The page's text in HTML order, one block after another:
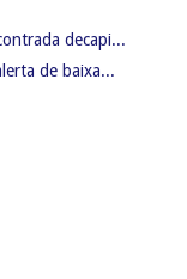
decapi...
de baixa...